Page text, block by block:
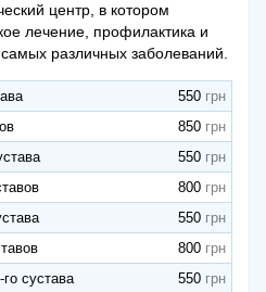
центр, в котором
лечение, профилактика и
различных заболеваний.
550
850
550
800
550
800
сустава
550